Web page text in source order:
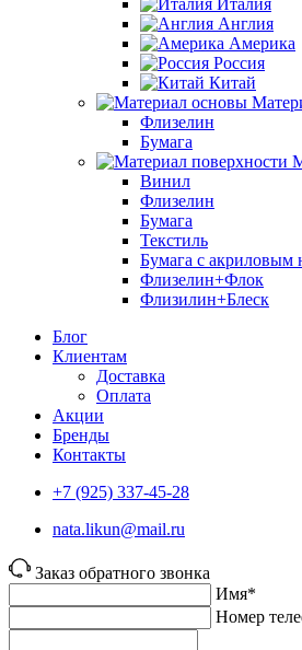
Италия
Англия
Америка
Россия
Китай
Флизелин
Бумага
Винил
Флизелин
Бумага
Текстиль
Бумага с акриловым
Флизелин+Флок
Флизилин+Блеск
Блог
Клиентам
Доставка
Оплата
Акции
Бренды
Контакты
+7 (925) 337-45-28
nata.likun@mail.ru
Заказ обратного звонка
Имя*
Номер